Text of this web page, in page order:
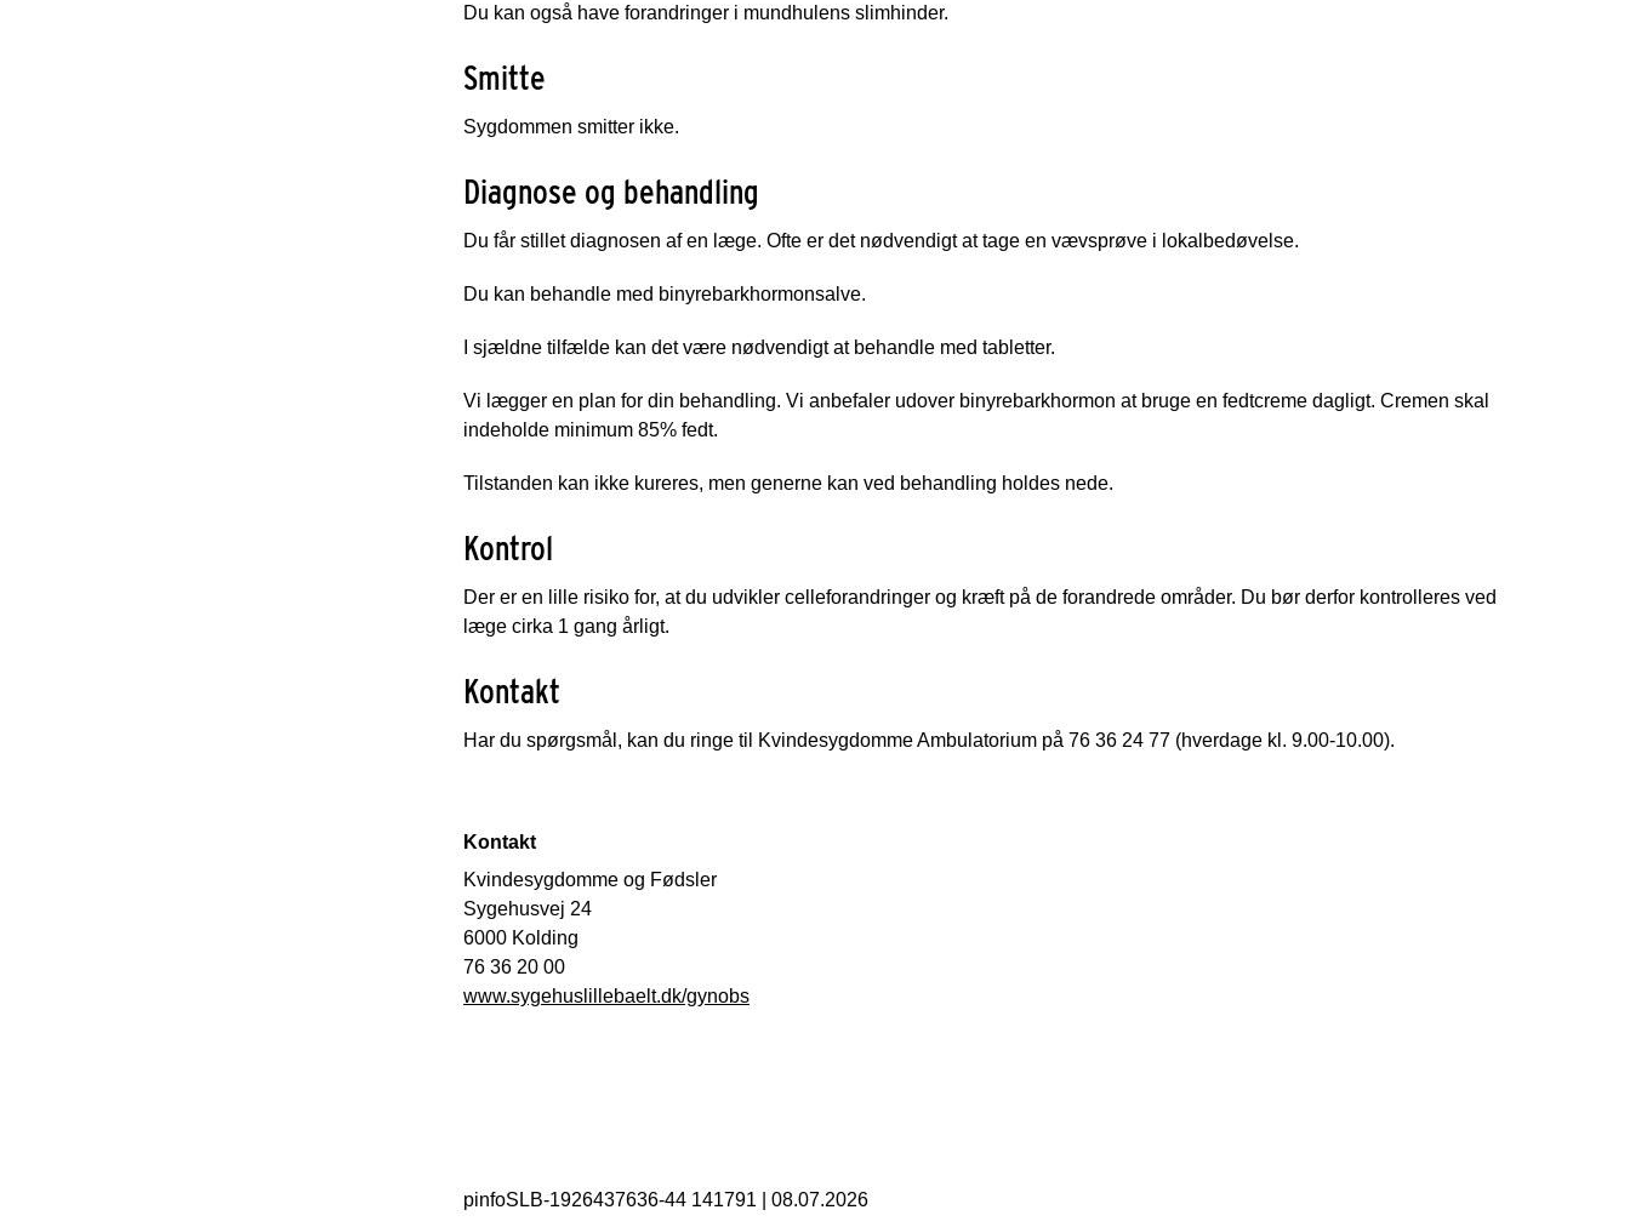
Du kan også have forandringer i mundhulens slimhinder.
Smitte
Sygdommen smitter ikke.
Diagnose og behandling
Du får stillet diagnosen af en læge. Ofte er det nødvendigt at tage en vævsprøve i lokalbedøvelse.
Du kan behandle med binyrebarkhormonsalve.
I sjældne tilfælde kan det være nødvendigt at behandle med tabletter.
Vi lægger en plan for din behandling. Vi anbefaler udover binyrebarkhormon at bruge en fedtcreme dagligt. Cremen skal
indeholde minimum 85% fedt.
Tilstanden kan ikke kureres, men generne kan ved behandling holdes nede.
Kontrol
Der er en lille risiko for, at du udvikler celleforandringer og kræft på de forandrede områder. Du bør derfor kontrolleres ved
læge cirka 1 gang årligt.
Kontakt
Har du spørgsmål, kan du ringe til Kvindesygdomme Ambulatorium på 76 36 24 77 (hverdage kl. 9.00-10.00).
Kontakt
Kvindesygdomme og Fødsler
Sygehusvej 24
6000 Kolding
76 36 20 00
www.sygehuslillebaelt.dk/gynobs
pinfoSLB-1926437636-44 141791 08.07.2026